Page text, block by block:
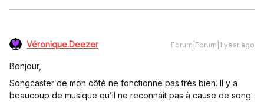
Véronique.Deezer Forum|Forum|1 year ago
Bonjour,
Songcaster de mon côté ne fonctionne pas très bien. Il y a
beaucoup de musique qu’il ne reconnait pas à cause de song